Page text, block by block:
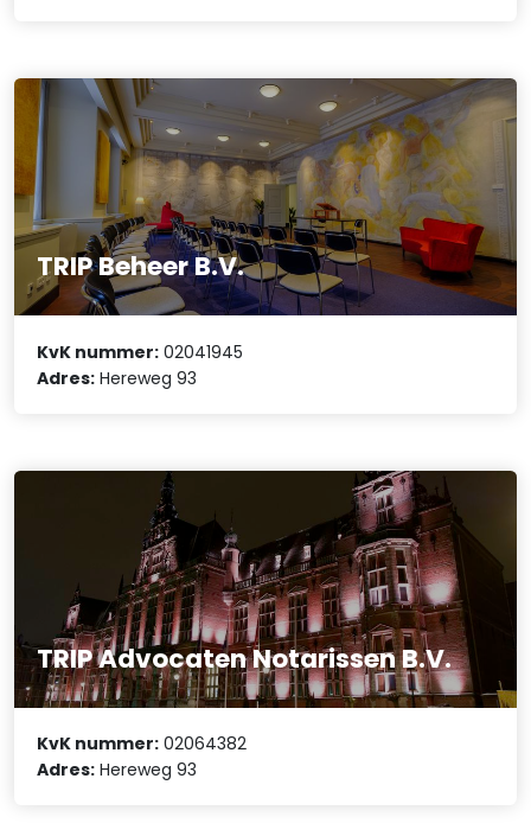
TRIP Beheer B.V.
KvK nummer: 02041945
Adres: Hereweg 93
TRIP Advocaten Notarissen B.V.
KvK nummer: 02064382
Adres: Hereweg 93